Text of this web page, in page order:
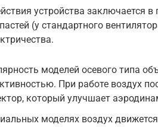
устройства заключается
(у стандартного
моделей осевого типа
При работе воздух
который улучшает
моделях воздух